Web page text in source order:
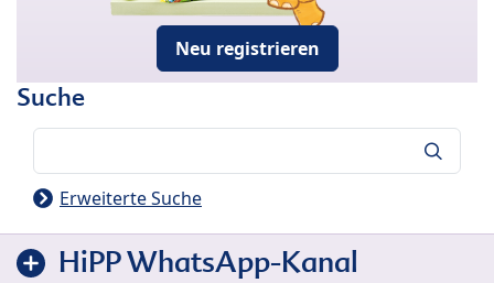
Neu registrieren
Suche
Erweiterte Suche
HiPP WhatsApp-Kanal